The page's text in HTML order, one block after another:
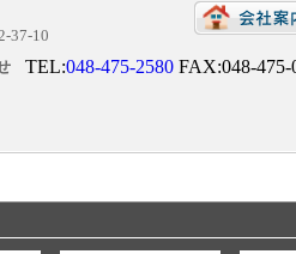
37-10
TEL:048-475-2580 FAX:048-475-